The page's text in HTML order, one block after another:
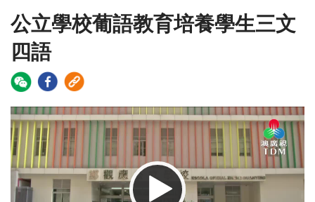
公立學校葡語教育培養學生三文
四語
Video
Player